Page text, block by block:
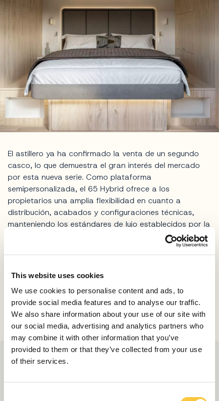
This website uses cookies
We use cookies to personalise content and ads, to
provide social media features and to analyse our traffic.
We also share information about your use of our site with
our social media, advertising and analytics partners who
may combine it with other information that you’ve
provided to them or that they’ve collected from your use
of their services.
El astillero ya ha confirmado la venta de un segundo
casco, lo que demuestra el gran interés del mercado
por esta nueva serie. Como plataforma
semipersonalizada, el 65 Hybrid ofrece a los
propietarios una amplia flexibilidad en cuanto a
distribución, acabados y configuraciones técnicas,
manteniendo los estándares de lujo establecidos por la
Compartir